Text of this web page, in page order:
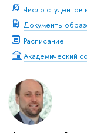
Число студентов
Документы
Расписание
Академический